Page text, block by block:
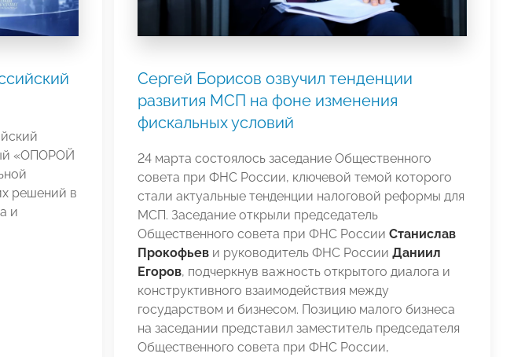
«ОПОРОЙ
решений в
и
Сергей Борисов озвучил тенденции
развития МСП на фоне изменения
фискальных условий
24 марта состоялось заседание Общественного
совета при ФНС России, ключевой темой которого
стали актуальные тенденции налоговой реформы для
МСП. Заседание открыли председатель
Общественного совета при ФНС России Станислав
Прокофьеви руководитель ФНС России Даниил
Егоров, подчеркнув важность открытого диалога и
конструктивного взаимодействия между
государством и бизнесом. Позицию малого бизнеса
на заседании представил заместитель председателя
Общественного совета при ФНС России,